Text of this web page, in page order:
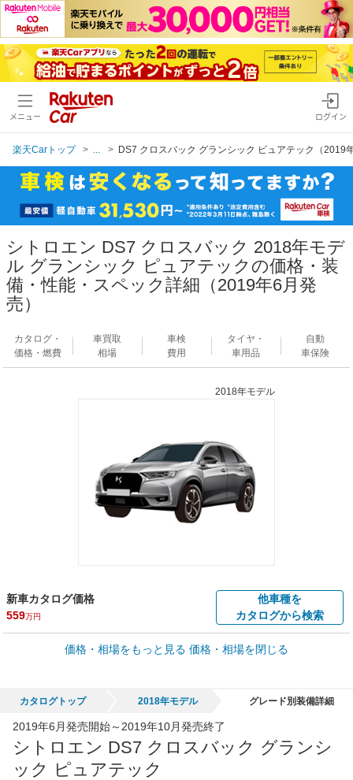
メニュー ログイン
楽天Carトップ DS7 クロスバック グランシック ピュアテック（2019
シトロエン DS7 クロスバック 2018年モデ
ル グランシック ピュアテックの価格・装
備・性能・スペック詳細（2019年6月発
売）
カタログ・
価格・燃費
車買取
相場
車検
費用
タイヤ・
車用品
自動
車保険
2018年モデル
新車カタログ価格
559万円
他車種を
カタログから検索
車買取価格 *
車買取相場
73,850円
*当該価格は車種別の価格となります。
価格・相場をもっと見る 価格・相場を閉じる
カタログトップ 2018年モデル グレード別装備詳細
2019年6月発売開始～2019年10月発売終了
シトロエン DS7 クロスバック グランシ
ック ピュアテック